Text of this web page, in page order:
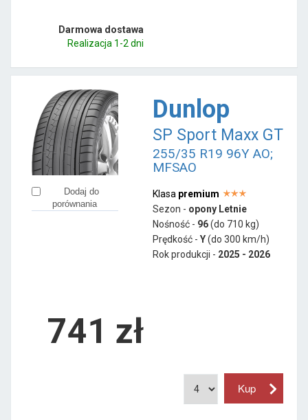
Darmowa dostawa
Realizacja 1-2 dni
Dodaj do
porównania
Dunlop
SP Sport Maxx GT
255/35 R19 96Y AO;
MFSAO
Klasa premium
Sezon - opony Letnie
Nośność - 96(do 710 kg)
Prędkość - Y(do 300 km/h)
Rok produkcji - 2025 - 2026
741 zł